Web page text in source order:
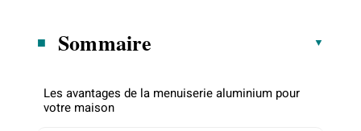
Sommaire
Les avantages de la menuiserie aluminium pour
votre maison